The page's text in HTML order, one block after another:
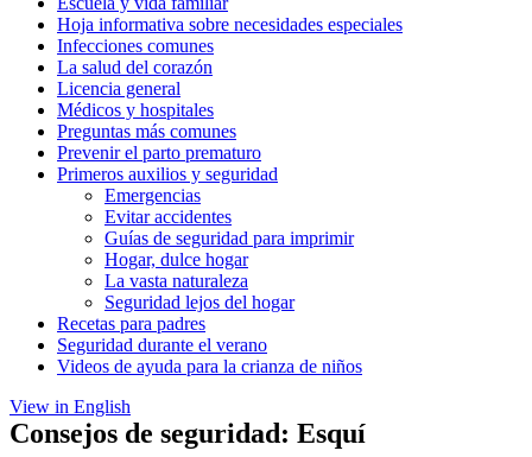
Hoja informativa sobre necesidades especiales
Infecciones comunes
La salud del corazón
Licencia general
Médicos y hospitales
Preguntas más comunes
Prevenir el parto prematuro
Primeros auxilios y seguridad
Emergencias
Evitar accidentes
Guías de seguridad para imprimir
Hogar, dulce hogar
La vasta naturaleza
Seguridad lejos del hogar
Recetas para padres
Seguridad durante el verano
Videos de ayuda para la crianza de niños
View in English
Consejos de seguridad: Esquí